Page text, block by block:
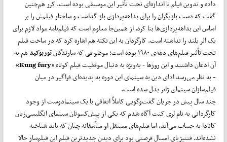
داده و تدوین فیلم تا اندازه‌ای تحت تأثیر این موسیقی بوده است. کرر هم‌چنین
گفت که دست بازیگران را برای بداهه‌پردازی باز گذاشت و ساختار فیلمش را بر
اساس این بداهه‌پردازی‌ها بنا کرد. از همین‌جا معلوم است که فیلم‌نامه مواد لازم برای
یک اثر بلند را نداشته است. کارگردان به این نکته هم اشاره کرد که در ساخت فیلم
تحت تأثیر فیلم‌های دهه‌ی ۱۹۸۰ بوده است؛ موضوعی که سازندگان
توربوکید ‌‌هم به
آن اذعان داشتند و این روزها - به‌ویژه به دنبال موفقیت فیلم کوتاه «Kung fury
»
-به نظر می‌رسد ادای دین به سینمای این دوره به پدیده‌ای فراگیر در میان
فیلم‌سازان سینمای ژانر بدل شده است.
چند سال پیش در جریان گفت‌وگویی کاملاً اتفاقی با یک سینمادوست از وجود
کارگردانی به نام لری کنت آگاه شدم که یکی از پیش‌کسوتان سینمای انگلیسی‌زبان
کانادا به حساب می‌آید، اما فیلم‌های مستقل او متأسفانه چنان که باید شناخته
نشده‌اند. فنتیژیای امسال فرصتی بود برای دیدن جدیدترین فیلم این فیلم‌ساز حالا